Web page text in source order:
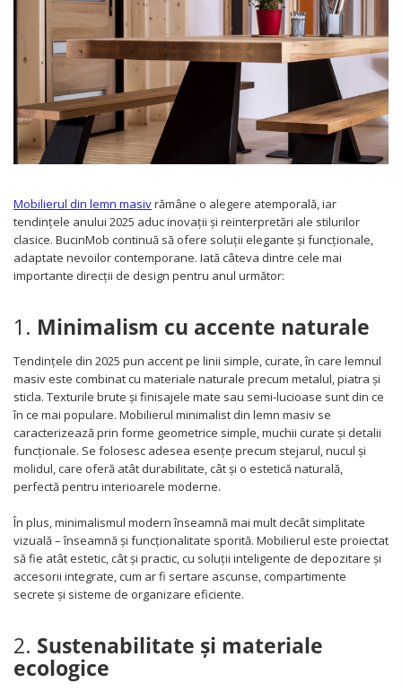
Mobilierul din lemn masivrămâne o alegere atemporală, iar
tendințele anului 2025 aduc inovații și reinterpretări ale stilurilor
clasice. BucinMob continuă să ofere soluții elegante și funcționale,
adaptate nevoilor contemporane. Iată câteva dintre cele mai
importante direcții de design pentru anul următor:
1. Minimalism cu accente naturale
Tendințele din 2025 pun accent pe linii simple, curate, în care lemnul
masiv este combinat cu materiale naturale precum metalul, piatra și
sticla. Texturile brute și finisajele mate sau semi-lucioase sunt din ce
în ce mai populare. Mobilierul minimalist din lemn masiv se
caracterizează prin forme geometrice simple, muchii curate și detalii
funcționale. Se folosesc adesea esențe precum stejarul, nucul și
molidul, care oferă atât durabilitate, cât și o estetică naturală,
perfectă pentru interioarele moderne.
În plus, minimalismul modern înseamnă mai mult decât simplitate
vizuală – înseamnă și funcționalitate sporită. Mobilierul este proiectat
să fie atât estetic, cât și practic, cu soluții inteligente de depozitare și
accesorii integrate, cum ar fi sertare ascunse, compartimente
secrete și sisteme de organizare eficiente.
2. Sustenabilitate și materiale
ecologice